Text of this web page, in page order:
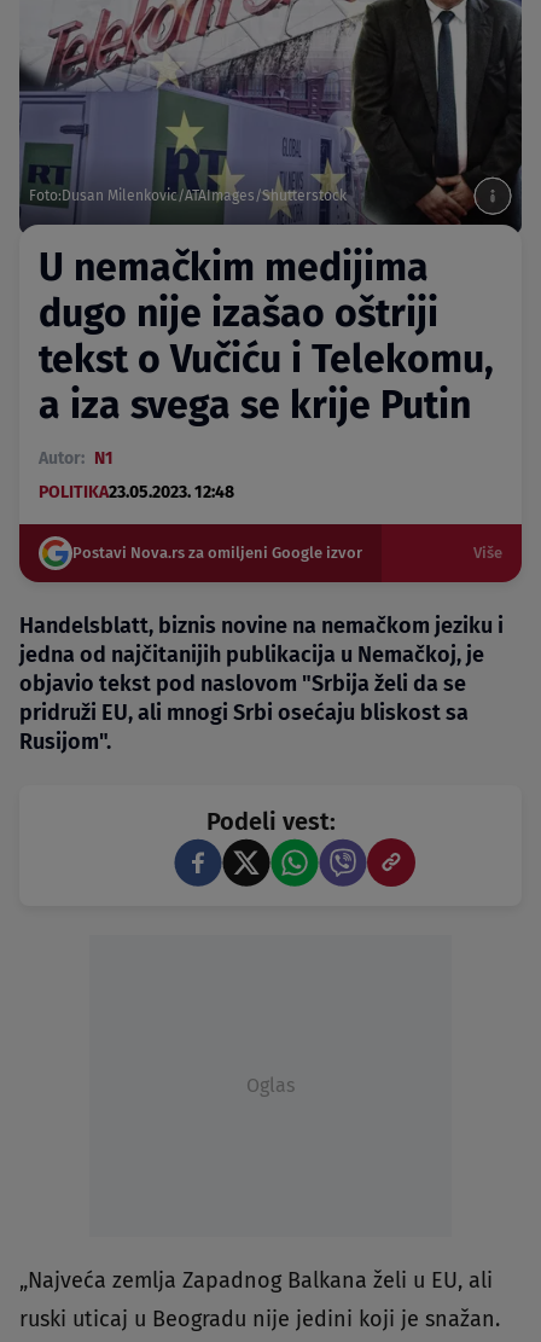
Foto:Dusan Milenkovic/ATAImages/Shutterstock
U nemačkim medijima
dugo nije izašao oštriji
tekst o Vučiću i Telekomu,
a iza svega se krije Putin
Autor: N1
POLITIKA23.05.2023. 12:48
Postavi Nova.rs za omiljeni Google izvor Više
Handelsblatt, biznis novine na nemačkom jeziku i
jedna od najčitanijih publikacija u Nemačkoj, je
objavio tekst pod naslovom "Srbija želi da se
pridruži EU, ali mnogi Srbi osećaju bliskost sa
Rusijom".
Podeli vest:
Oglas
„Najveća zemlja Zapadnog Balkana želi u EU, ali
ruski uticaj u Beogradu nije jedini koji je snažan.